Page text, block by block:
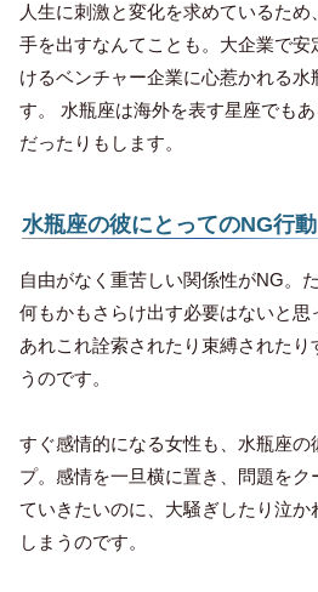
人生に刺激と変化を求めているた
手を出すなんてことも。大企業で
けるベンチャー企業に心惹かれる
す。 水瓶座は海外を表す星座でも
だったりもします。
水瓶座の彼にとってのNG行動
自由がなく重苦しい関係性がNG。
何もかもさらけ出す必要はないと思
あれこれ詮索されたり束縛されたり
うのです。
すぐ感情的になる女性も、水瓶座の
プ。感情を一旦横に置き、問題をク
ていきたいのに、大騒ぎしたり泣か
しまうのです。